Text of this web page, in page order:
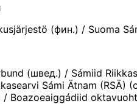
(фин.) / Suoma
(швед.) / Sámiid
Sámi Ätnam (RSÄ)